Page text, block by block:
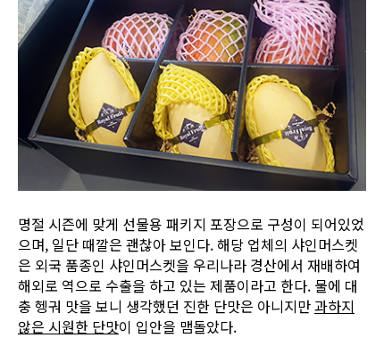
명절 시즌에 맞게 선물용 패키지 포장으로 구성이 되어있었
으며, 일단 때깔은 괜찮아 보인다. 해당 업체의 샤인머스켓
은 외국 품종인 샤인머스켓을 우리나라 경산에서 재배하여
해외로 역으로 수출을 하고 있는 제품이라고 한다. 물에 대
충 헹궈 맛을 보니 생각했던 진한 단맛은 아니지만과하지
않은 시원한 단맛이 입안을 맴돌았다.